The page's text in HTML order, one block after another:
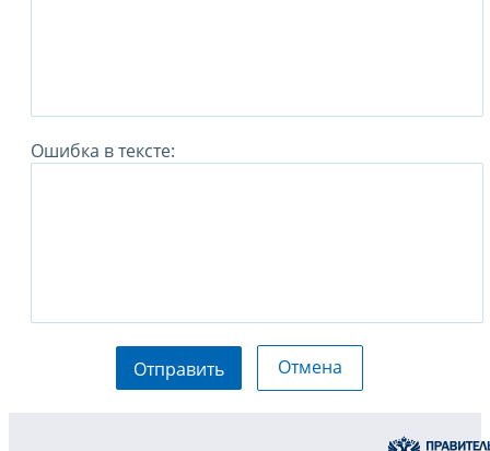
Ошибка в тексте:
Отправить Отмена